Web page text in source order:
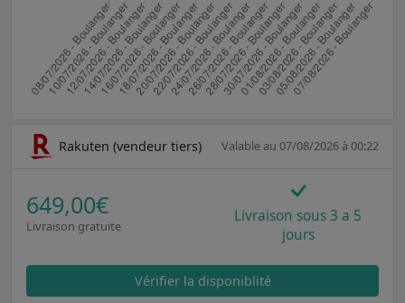
Rakuten (vendeur tiers) Valable au 07/08/2026 à 00:22
649,00€
Livraison gratuite
Livraison sous 3 a 5
jours
Vérifier la disponiblité